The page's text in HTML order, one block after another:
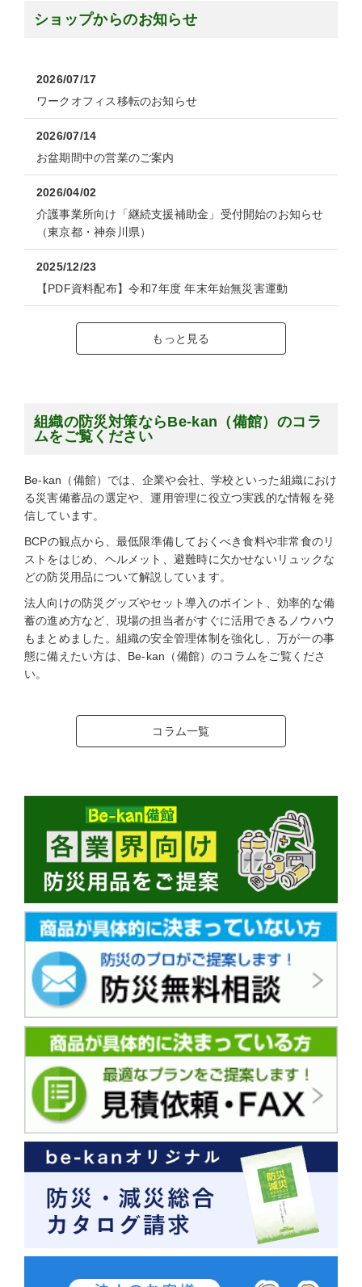
ショップからのお知らせ
2026/07/17
ワークオフィス移転のお知らせ
2026/07/14
お盆期間中の営業のご案内
2026/04/02
介護事業所向け「継続支援補助金」受付開始のお知らせ
（東京都・神奈川県）
2025/12/23
【PDF資料配布】令和7年度 年末年始無災害運動
もっと見る
組織の防災対策ならBe-kan（備館）のコラ
ムをご覧ください
Be-kan（備館）では、企業や会社、学校といった組織におけ
る災害備蓄品の選定や、運用管理に役立つ実践的な情報を発
信しています。
BCPの観点から、最低限準備しておくべき食料や非常食のリ
ストをはじめ、ヘルメット、避難時に欠かせないリュックな
どの防災用品について解説しています。
法人向けの防災グッズやセット導入のポイント、効率的な備
蓄の進め方など、現場の担当者がすぐに活用できるノウハウ
もまとめました。組織の安全管理体制を強化し、万が一の事
態に備えたい方は、Be-kan（備館）のコラムをご覧くださ
い。
コラム一覧